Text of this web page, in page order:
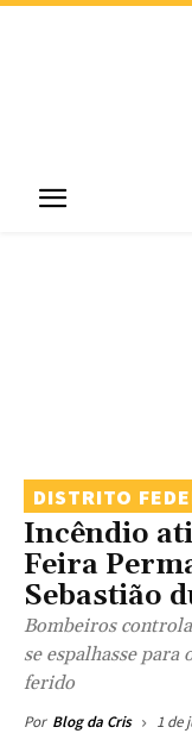
DISTRITO
Incêndio
Feira
Sebastião
Bombeiros
se espalhasse
ferido
Por Blog da Cris 1 de